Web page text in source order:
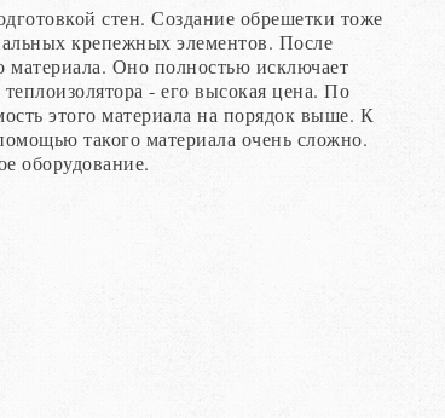
стен. Создание обрешетки тоже
крепежных элементов. После
материала. Оно полностью исключает
- его высокая цена. По
этого материала на порядок выше. К
такого материала очень сложно.
оборудование.